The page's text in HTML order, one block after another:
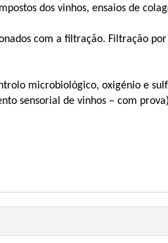
dos vinhos, ensaios de
com a filtração. Filtração
microbiológico, oxigénio e
sensorial de vinhos – com